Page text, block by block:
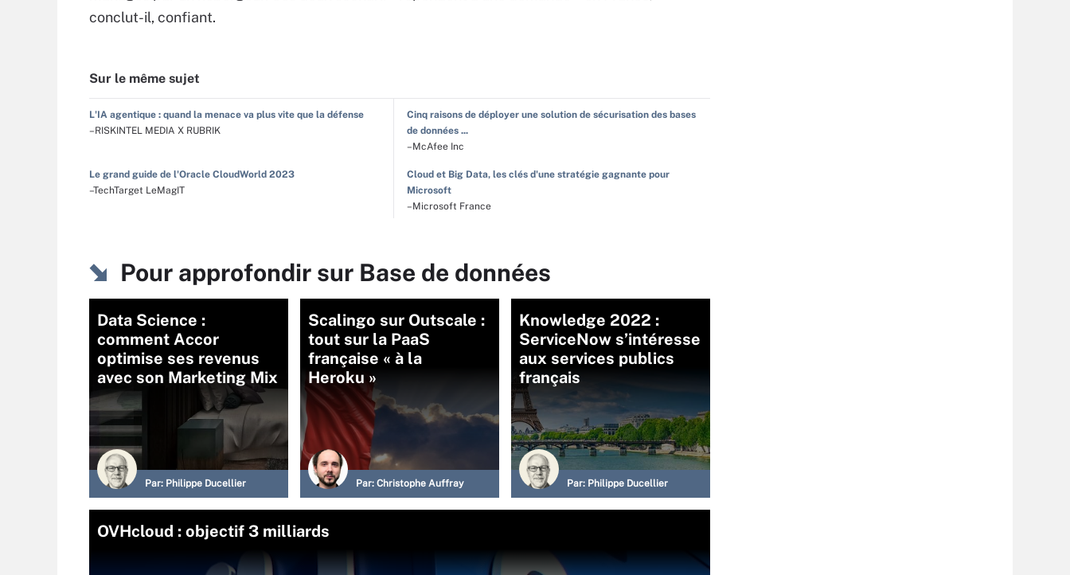
conclut-il, confiant.
Sur le même sujet
L'IA agentique : quand la menace va plus vite que la défense
–RISKINTEL MEDIA X RUBRIK
Cinq raisons de déployer une solution de sécurisation des bases
de données ...
–McAfee Inc
Le grand guide de l'Oracle CloudWorld 2023
–TechTarget LeMagIT
Cloud et Big Data, les clés d'une stratégie gagnante pour
Microsoft
–Microsoft France
Pour approfondir sur Base de données
Data Science :
comment Accor
optimise ses revenus
avec son Marketing Mix
Par: Philippe Ducellier
Scalingo sur Outscale :
tout sur la PaaS
française « à la
Heroku »
Par: Christophe Auffray
Knowledge 2022 :
ServiceNow s’intéresse
aux services publics
français
Par: Philippe Ducellier
OVHcloud : objectif 3 milliards